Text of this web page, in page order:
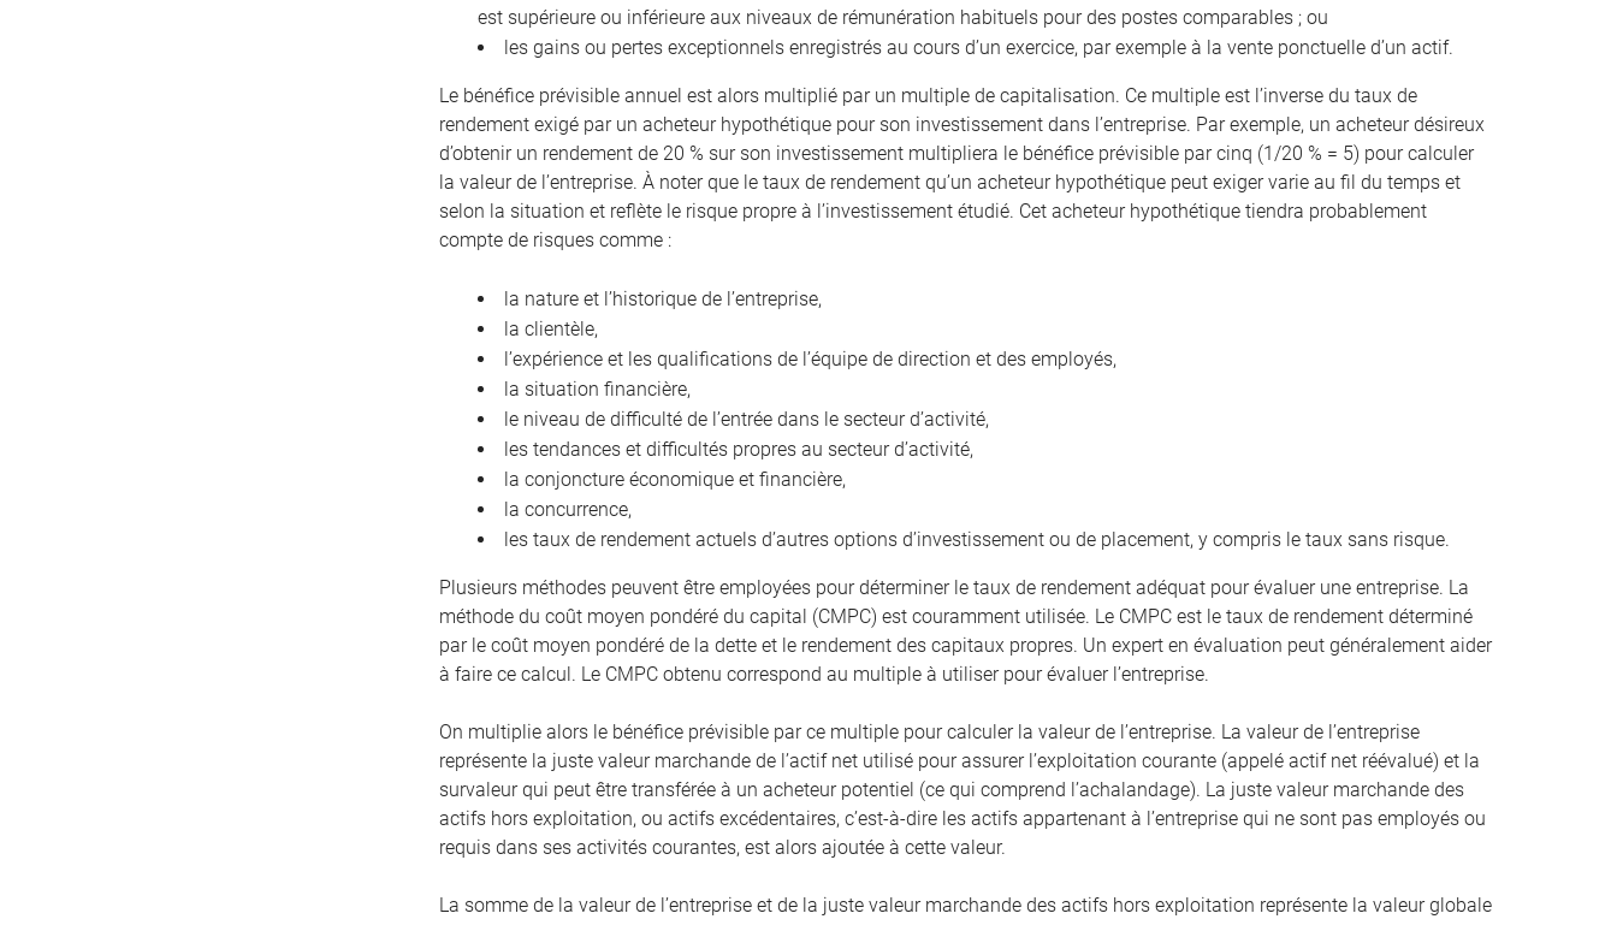
est supérieure ou inférieure aux niveaux de rémunération habituels pour des postes comparables ; ou
les gains ou pertes exceptionnels enregistrés au cours d’un exercice, par exemple à la vente ponctuelle d’un actif.
Le bénéfice prévisible annuel est alors multiplié par un multiple de capitalisation. Ce multiple est l’inverse du taux de
rendement exigé par un acheteur hypothétique pour son investissement dans l’entreprise. Par exemple, un acheteur désireux
d’obtenir un rendement de 20 % sur son investissement multipliera le bénéfice prévisible par cinq (1/20 % = 5) pour calculer
la valeur de l’entreprise. À noter que le taux de rendement qu’un acheteur hypothétique peut exiger varie au fil du temps et
selon la situation et reflète le risque propre à l’investissement étudié. Cet acheteur hypothétique tiendra probablement
compte de risques comme :
la nature et l’historique de l’entreprise,
la clientèle,
l’expérience et les qualifications de l’équipe de direction et des employés,
la situation financière,
le niveau de difficulté de l’entrée dans le secteur d’activité,
les tendances et difficultés propres au secteur d’activité,
la conjoncture économique et financière,
la concurrence,
les taux de rendement actuels d’autres options d’investissement ou de placement, y compris le taux sans risque.
Plusieurs méthodes peuvent être employées pour déterminer le taux de rendement adéquat pour évaluer une entreprise. La
méthode du coût moyen pondéré du capital (CMPC) est couramment utilisée. Le CMPC est le taux de rendement déterminé
par le coût moyen pondéré de la dette et le rendement des capitaux propres. Un expert en évaluation peut généralement aider
à faire ce calcul. Le CMPC obtenu correspond au multiple à utiliser pour évaluer l’entreprise.
On multiplie alors le bénéfice prévisible par ce multiple pour calculer la valeur de l’entreprise. La valeur de l’entreprise
représente la juste valeur marchande de l’actif net utilisé pour assurer l’exploitation courante (appelé actif net réévalué) et la
survaleur qui peut être transférée à un acheteur potentiel (ce qui comprend l’achalandage). La juste valeur marchande des
actifs hors exploitation, ou actifs excédentaires, c’est-à-dire les actifs appartenant à l’entreprise qui ne sont pas employés ou
requis dans ses activités courantes, est alors ajoutée à cette valeur.
La somme de la valeur de l’entreprise et de la juste valeur marchande des actifs hors exploitation représente la valeur globale